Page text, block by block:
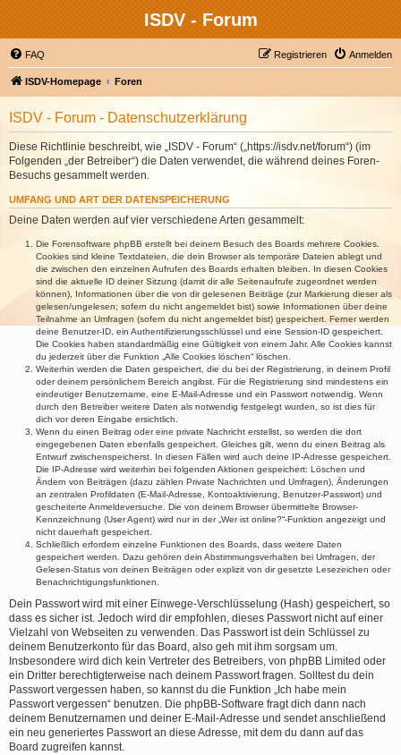
ISDV - Forum
FAQ Anmelden
Registrieren
ISDV-Homepage Foren
ISDV - Forum - Datenschutzerklärung
Diese Richtlinie beschreibt, wie „ISDV - Forum“ („https://isdv.net/forum“) (im
Folgenden „der Betreiber“) die Daten verwendet, die während deines Foren-
Besuchs gesammelt werden.
UMFANG UND ART DER DATENSPEICHERUNG
Deine Daten werden auf vier verschiedene Arten gesammelt:
Die Forensoftware phpBB erstellt bei deinem Besuch des Boards mehrere Cookies.
Cookies sind kleine Textdateien, die dein Browser als temporäre Dateien ablegt und
die zwischen den einzelnen Aufrufen des Boards erhalten bleiben. In diesen Cookies
sind die aktuelle ID deiner Sitzung (damit dir alle Seitenaufrufe zugeordnet werden
können), Informationen über die von dir gelesenen Beiträge (zur Markierung dieser als
gelesen/ungelesen; sofern du nicht angemeldet bist) sowie Informationen über deine
Teilnahme an Umfragen (sofern du nicht angemeldet bist) gespeichert. Ferner werden
deine Benutzer-ID, ein Authentifizierungsschlüssel und eine Session-ID gespeichert.
Die Cookies haben standardmäßig eine Gültigkeit von einem Jahr. Alle Cookies kannst
du jederzeit über die Funktion „Alle Cookies löschen“ löschen.
Weiterhin werden die Daten gespeichert, die du bei der Registrierung, in deinem Profil
oder deinem persönlichem Bereich angibst. Für die Registrierung sind mindestens ein
eindeutiger Benutzername, eine E-Mail-Adresse und ein Passwort notwendig. Wenn
durch den Betreiber weitere Daten als notwendig festgelegt wurden, so ist dies für
dich vor deren Eingabe ersichtlich.
Wenn du einen Beitrag oder eine private Nachricht erstellst, so werden die dort
eingegebenen Daten ebenfalls gespeichert. Gleiches gilt, wenn du einen Beitrag als
Entwurf zwischenspeicherst. In diesen Fällen wird auch deine IP-Adresse gespeichert.
Die IP-Adresse wird weiterhin bei folgenden Aktionen gespeichert: Löschen und
Ändern von Beiträgen (dazu zählen Private Nachrichten und Umfragen), Änderungen
an zentralen Profildaten (E-Mail-Adresse, Kontoaktivierung, Benutzer-Passwort) und
gescheiterte Anmeldeversuche. Die von deinem Browser übermittelte Browser-
Kennzeichnung (User Agent) wird nur in der „Wer ist online?“-Funktion angezeigt und
nicht dauerhaft gespeichert.
Schließlich erfordern einzelne Funktionen des Boards, dass weitere Daten
gespeichert werden. Dazu gehören dein Abstimmungsverhalten bei Umfragen, der
Gelesen-Status von deinen Beiträgen oder explizit von dir gesetzte Lesezeichen oder
Benachrichtigungsfunktionen.
Dein Passwort wird mit einer Einwege-Verschlüsselung (Hash) gespeichert, so
dass es sicher ist. Jedoch wird dir empfohlen, dieses Passwort nicht auf einer
Vielzahl von Webseiten zu verwenden. Das Passwort ist dein Schlüssel zu
deinem Benutzerkonto für das Board, also geh mit ihm sorgsam um.
Insbesondere wird dich kein Vertreter des Betreibers, von phpBB Limited oder
ein Dritter berechtigterweise nach deinem Passwort fragen. Solltest du dein
Passwort vergessen haben, so kannst du die Funktion „Ich habe mein
Passwort vergessen“ benutzen. Die phpBB-Software fragt dich dann nach
deinem Benutzernamen und deiner E-Mail-Adresse und sendet anschließend
ein neu generiertes Passwort an diese Adresse, mit dem du dann auf das
Board zugreifen kannst.